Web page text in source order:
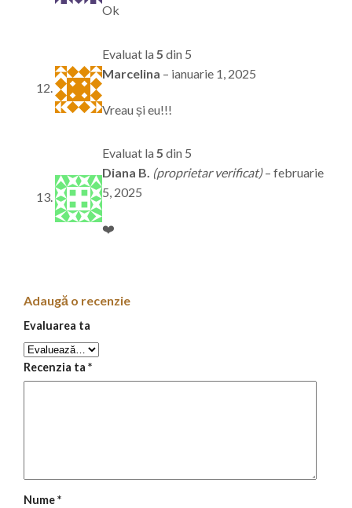
Ok
Evaluat la 5 din 5
Marcelina – ianuarie 1, 2025
Vreau și eu!!!
Evaluat la 5 din 5
Diana B. (proprietar verificat) – februarie
5, 2025
❤️
Adaugă o recenzie
Evaluarea ta
Recenzia ta *
Nume*